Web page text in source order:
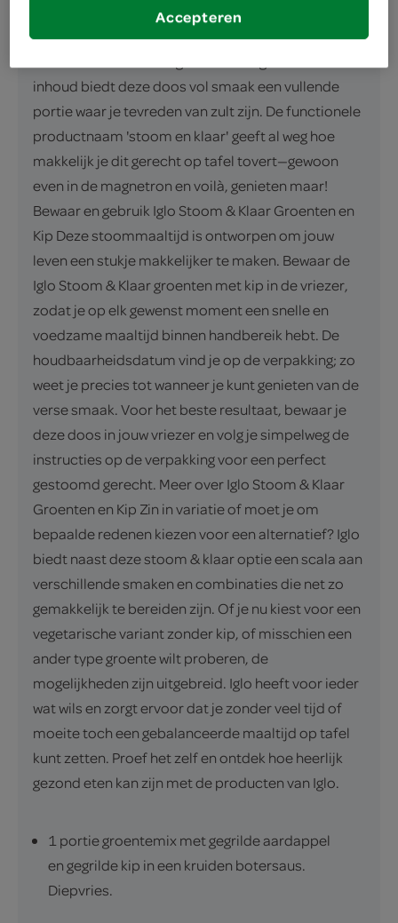
samen in één gebruiksvriendelijke verpakking. Deze
slimme keuze voor drukke avonden komt van een
inhoud biedt deze doos vol smaak een vullende
portie waar je tevreden van zult zijn. De functionele
productnaam 'stoom en klaar' geeft al weg hoe
makkelijk je dit gerecht op tafel tovert—gewoon
even in de magnetron en voilà, genieten maar!
Bewaar en gebruik Iglo Stoom & Klaar Groenten en
Kip Deze stoommaaltijd is ontworpen om jouw
leven een stukje makkelijker te maken. Bewaar de
Iglo Stoom & Klaar groenten met kip in de vriezer,
zodat je op elk gewenst moment een snelle en
voedzame maaltijd binnen handbereik hebt. De
houdbaarheidsdatum vind je op de verpakking; zo
weet je precies tot wanneer je kunt genieten van de
verse smaak. Voor het beste resultaat, bewaar je
deze doos in jouw vriezer en volg je simpelweg de
instructies op de verpakking voor een perfect
gestoomd gerecht. Meer over Iglo Stoom & Klaar
Groenten en Kip Zin in variatie of moet je om
bepaalde redenen kiezen voor een alternatief? Iglo
biedt naast deze stoom & klaar optie een scala aan
verschillende smaken en combinaties die net zo
gemakkelijk te bereiden zijn. Of je nu kiest voor een
vegetarische variant zonder kip, of misschien een
ander type groente wilt proberen, de
mogelijkheden zijn uitgebreid. Iglo heeft voor ieder
wat wils en zorgt ervoor dat je zonder veel tijd of
moeite toch een gebalanceerde maaltijd op tafel
kunt zetten. Proef het zelf en ontdek hoe heerlijk
gezond eten kan zijn met de producten van Iglo.
1 portie groentemix met gegrilde aardappel
en gegrilde kip in een kruiden botersaus.
Diepvries.
Accepteren